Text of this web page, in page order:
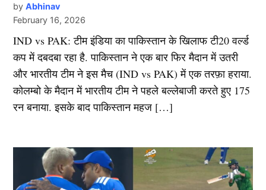
by Abhinav
February 16, 2026
IND vs PAK: टीम इंडिया का पाकिस्तान के खिलाफ टी20 वर्ल्ड
कप में दबदबा रहा है. पाकिस्तान ने एक बार फिर मैदान में उतरी
और भारतीय टीम ने इस मैच (IND vs PAK) में एक तरफ़ा हराया.
कोलम्बो के मैदान में भारतीय टीम ने पहले बल्लेबाजी करते हुए 175
रन बनाया. इसके बाद पाकिस्तान महज […]